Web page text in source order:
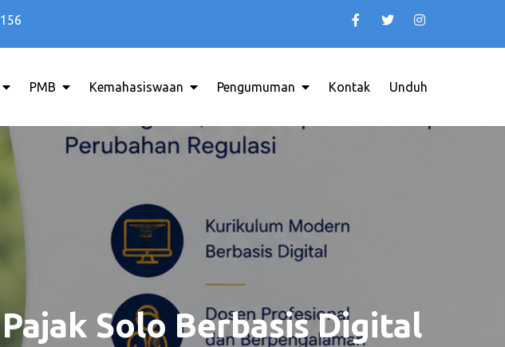
ITB AAS INDONESIA
PMB Kemahasiswaan Pengumuman Kontak Unduh
Solo Berbasis Digital